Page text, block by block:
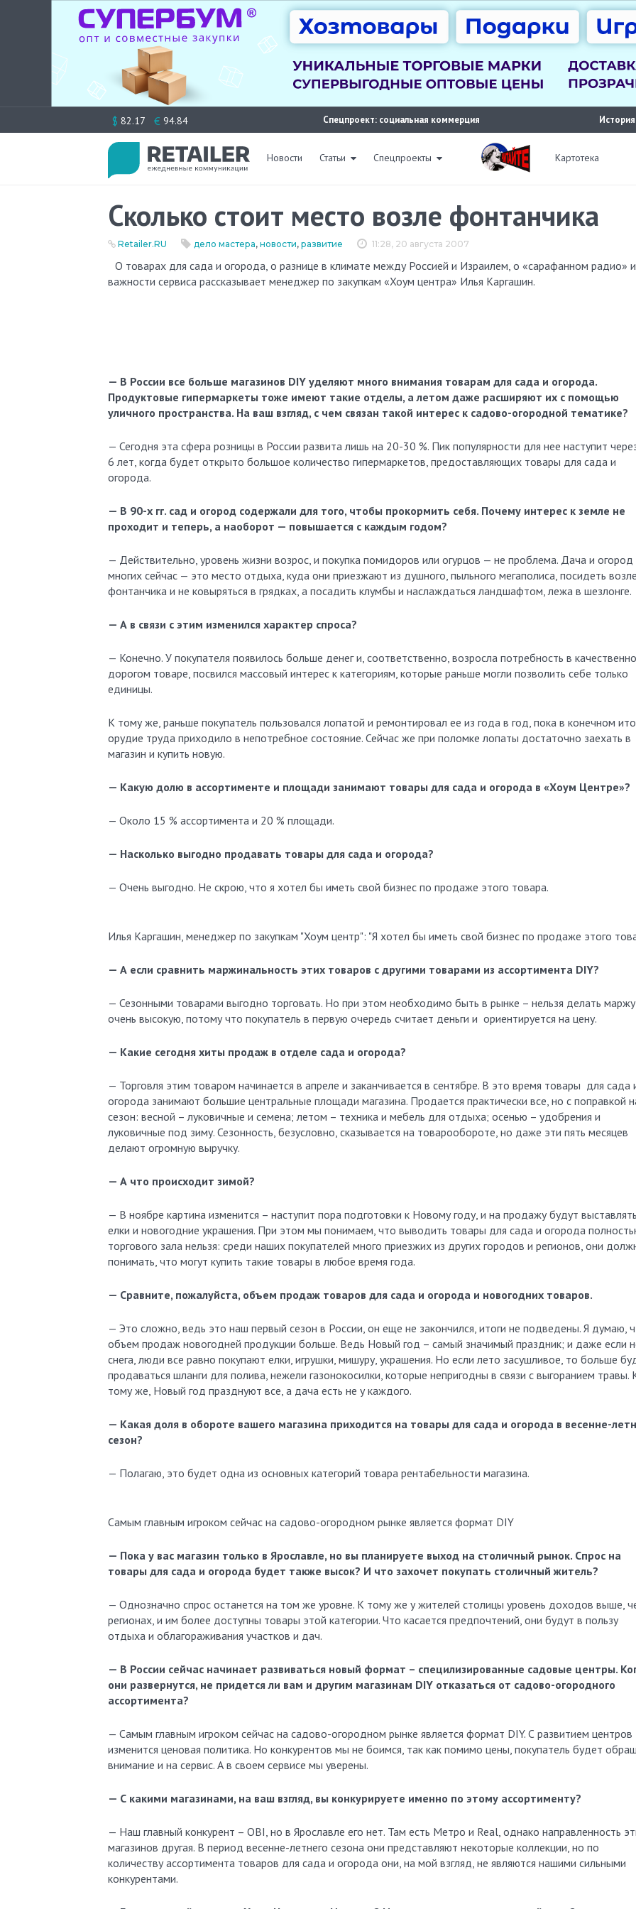
к
$ 82.17 € 94.84 Спецпроект: социальная коммерция
Новости Статьи Спецпроекты Картотека
Сколько стоит место возле фонтанчика
11:28, 20 августа 2007
Retailer.RU дело мастера, новости, развитие
О товарах для сада и огорода, о разнице в климате между Россией и Израилем, о «сарафанном радио» и
важности сервиса рассказывает менеджер по закупкам «Хоум центра» Илья Каргашин.
— В России все больше магазинов DIY уделяют много внимания товарам для сада и огорода.
Продуктовые гипермаркеты тоже имеют такие отделы, а летом даже расширяют их с помощью
уличного пространства. На ваш взгляд, с чем связан такой интерес к садово-огородной тематике?
— Сегодня эта сфера розницы в России развита лишь на 20-30 %. Пик популярности для нее наступит
6 лет, когда будет открыто большое количество гипермаркетов, предоставляющих товары для сада и
огорода.
— В 90-х гг. сад и огород содержали для того, чтобы прокормить себя. Почему интерес к земле не
проходит и теперь, а наоборот — повышается с каждым годом?
— Действительно, уровень жизни возрос, и покупка помидоров или огурцов — не проблема. Дача и огород
многих сейчас — это место отдыха, куда они приезжают из душного, пыльного мегаполиса, посидеть возле
фонтанчика и не ковыряться в грядках, а посадить клумбы и наслаждаться ландшафтом, лежа в шезлонге.
— А в связи с этим изменился характер спроса?
— Конечно. У покупателя появилось больше денег и, соответственно, возросла потребность в
дорогом товаре, посвился массовый интерес к категориям, которые раньше могли позволить себе только
единицы.
К тому же, раньше покупатель пользовался лопатой и ремонтировал ее из года в год, пока в конечном
орудие труда приходило в непотребное состояние. Сейчас же при поломке лопаты достаточно заехать в
магазин и купить новую.
— Какую долю в ассортименте и площади занимают товары для сада и огорода в «Хоум Центре»?
— Около 15 % ассортимента и 20 % площади.
— Насколько выгодно продавать товары для сада и огорода?
— Очень выгодно. Не скрою, что я хотел бы иметь свой бизнес по продаже этого товара.
Илья Каргашин, менеджер по закупкам "Хоум центр": "Я хотел бы иметь свой бизнес по продаже этого
— А если сравнить маржинальность этих товаров с другими товарами из ассортимента DIY?
— Сезонными товарами выгодно торговать. Но при этом необходимо быть в рынке – нельзя делать маржу
очень высокую, потому что покупатель в первую очередь считает деньги и ориентируется на цену.
— Какие сегодня хиты продаж в отделе сада и огорода?
— Торговля этим товаром начинается в апреле и заканчивается в сентябре. В это время товары для сада
огорода занимают большие центральные площади магазина. Продается практически все, но с поправкой
сезон: весной – луковичные и семена; летом – техника и мебель для отдыха; осенью – удобрения и
луковичные под зиму. Сезонность, безусловно, сказывается на товарообороте, но даже эти пять месяцев
делают огромную выручку.
— А что происходит зимой?
— В ноябре картина изменится – наступит пора подготовки к Новому году, и на продажу будут
елки и новогодние украшения. При этом мы понимаем, что выводить товары для сада и огорода
торгового зала нельзя: среди наших покупателей много приезжих из других городов и регионов, они
понимать, что могут купить такие товары в любое время года.
— Сравните, пожалуйста, объем продаж товаров для сада и огорода и новогодних товаров.
— Это сложно, ведь это наш первый сезон в России, он еще не закончился, итоги не подведены. Я думаю,
объем продаж новогодней продукции больше. Ведь Новый год – самый значимый праздник; и даже если
снега, люди все равно покупают елки, игрушки, мишуру, украшения. Но если лето засушливое, то больше
продаваться шланги для полива, нежели газонокосилки, которые непригодны в связи с выгоранием травы.
тому же, Новый год празднуют все, а дача есть не у каждого.
— Какая доля в обороте вашего магазина приходится на товары для сада и огорода в весенне-
сезон?
— Полагаю, это будет одна из основных категорий товара рентабельности магазина.
Самым главным игроком сейчас на садово-огородном рынке является формат DIY
— Пока у вас магазин только в Ярославле, но вы планируете выход на столичный рынок. Спрос на
товары для сада и огорода будет также высок? И что захочет покупать столичный житель?
— Однозначно спрос останется на том же уровне. К тому же у жителей столицы уровень доходов выше,
регионах, и им более доступны товары этой категории. Что касается предпочтений, они будут в пользу
отдыха и облагораживания участков и дач.
— В России сейчас начинает развиваться новый формат – специлизированные садовые центры.
они развернутся, не придется ли вам и другим магазинам DIY отказаться от садово-огородного
ассортимента?
— Самым главным игроком сейчас на садово-огородном рынке является формат DIY. С развитием центров
изменится ценовая политика. Но конкурентов мы не боимся, так как помимо цены, покупатель будет
внимание и на сервис. А в своем сервисе мы уверены.
— С какими магазинами, на ваш взгляд, вы конкурируете именно по этому ассортименту?
— Наш главный конкурент – OBI, но в Ярославле его нет. Там есть Метро и Real, однако направленность
магазинов другая. В период весенне-летнего сезона они представляют некоторые коллекции, но по
количеству ассортимента товаров для сада и огорода они, на мой взгляд, не являются нашими сильными
конкурентами.